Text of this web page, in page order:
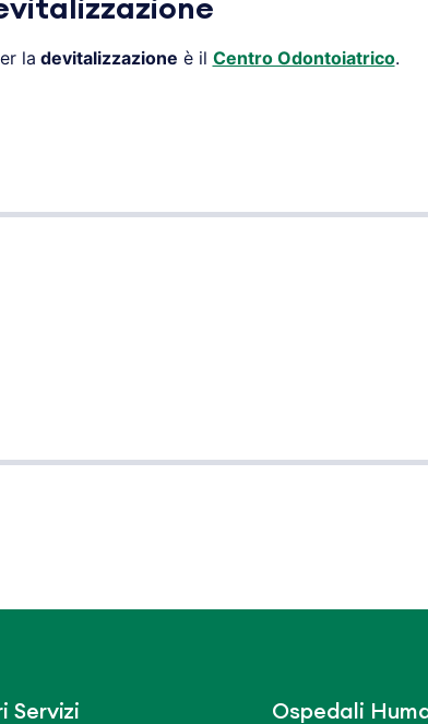
la devitalizzazione è il Centro Odontoiatrico.
Servizi Ospedali